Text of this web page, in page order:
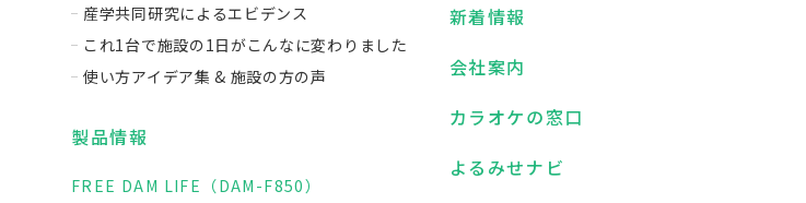
産学共同研究によるエビデンス
これ1台で施設の1日がこんなに変わりました
使い方アイデア集 & 施設の方の声
製品情報
FREE DAM LIFE（DAM-F850）
新着情報
会社案内
カラオケの窓口
よるみせナビ